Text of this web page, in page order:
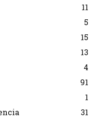
11
5
15
13
4
91
1
31